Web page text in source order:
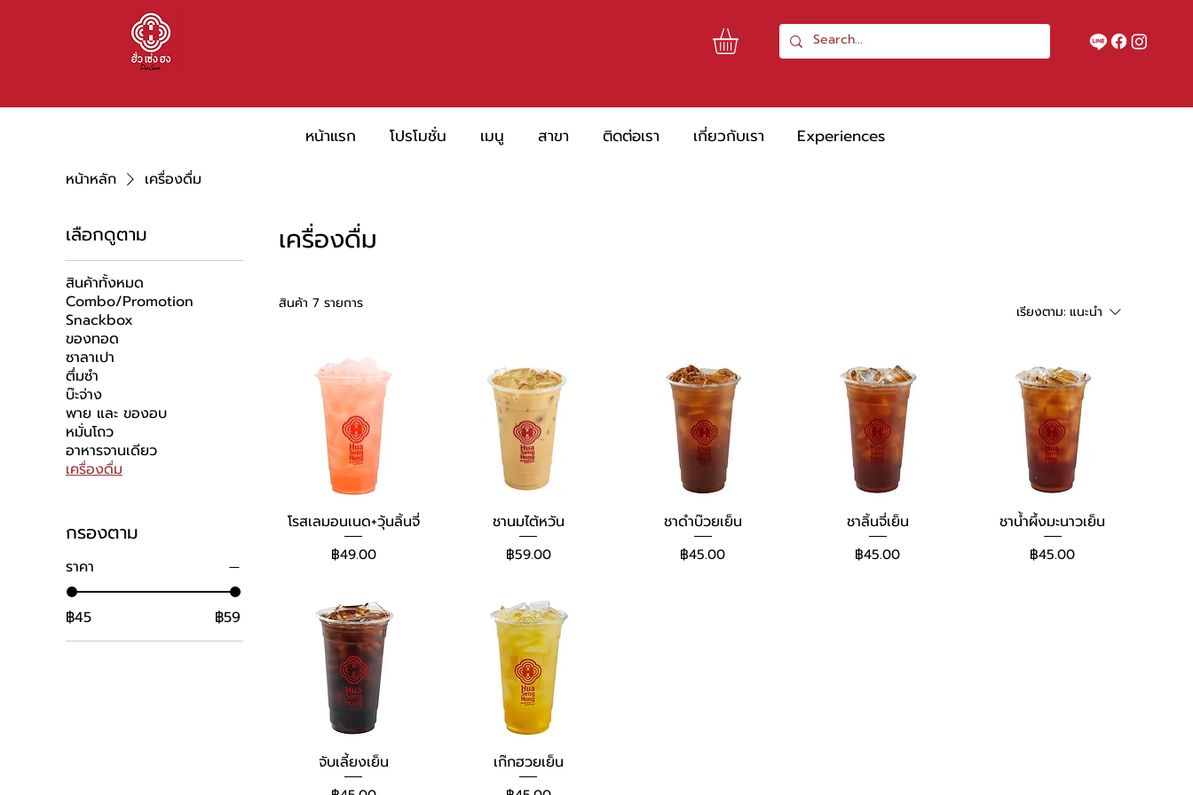
หน้าแรก โปรโมชั่น เมนู สาขา ติดต่อเรา เกี่ยวกับเรา Experiences
หน้าหลัก เครื่องดื่ม
เลือกดูตาม
สินค้าทั้งหมด
Combo/Promotion
Snackbox
ของทอด
ซาลาเปา
ตึ่มซำ
บ๊ะจ่าง
พาย และ ของอบ
หมั่นโถว
อาหารจานเดียว
เครื่องดื่ม
กรองตาม
ราคา
฿45 ฿59
เครื่องดื่ม
สินค้า 7 รายการ เรียงตาม: แนะนำ
โรสเลมอนเนด+วุ้นลิ้นจี่
ราคา
฿49.00
ชานมไต้หวัน
ราคา
฿59.00
ชาดำบ๊วยเย็น
ราคา
฿45.00
ชาลิ้นจี่เย็น
ราคา
฿45.00
ชาน้ำผึ้งมะนาวเย็น
ราคา
฿45.00
จับเลี้ยงเย็น เก๊กฮวยเย็น